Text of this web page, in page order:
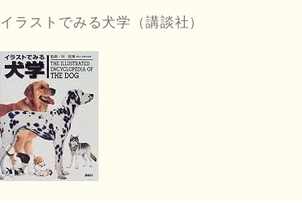
イラストでみる犬学（講談社）